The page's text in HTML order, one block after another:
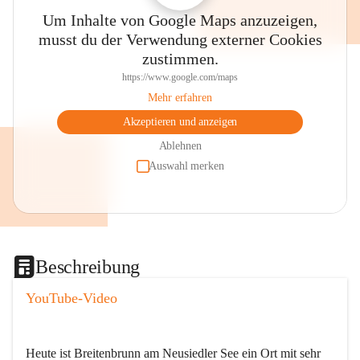
Um Inhalte von Google Maps anzuzeigen,
musst du der Verwendung externer Cookies
zustimmen.
https://www.google.com/maps
Mehr erfahren
Akzeptieren und anzeigen
Ablehnen
Auswahl merken
Beschreibung
YouTube-Video
Heute ist Breitenbrunn am Neusiedler See ein Ort mit sehr